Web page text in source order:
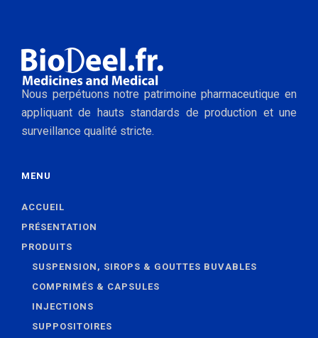
Nous perpétuons notre patrimoine pharmaceutique en
appliquant de hauts standards de production et une
surveillance qualité stricte.
MENU
ACCUEIL
PRÉSENTATION
PRODUITS
SUSPENSION, SIROPS & GOUTTES BUVABLES
COMPRIMÉS & CAPSULES
INJECTIONS
SUPPOSITOIRES